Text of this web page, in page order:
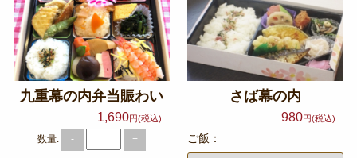
3,000～3,999円
4,000円～4,999円
5,000円～
カテゴリーから選ぶ
サンドウィッチ・おにぎり
九重幕の内弁当賑わい
1,690円(税込)
数量: - +
さば幕の内
980円(税込)
ご飯：